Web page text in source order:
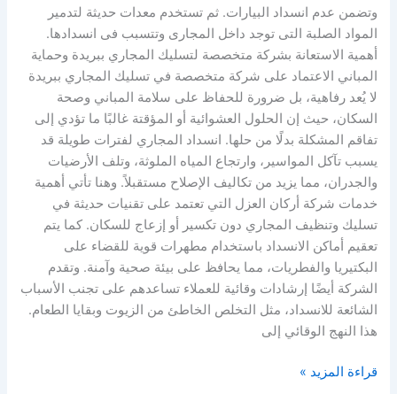
وتضمن عدم انسداد البيارات. ثم تستخدم معدات حديثة لتدمير
المواد الصلبة التى توجد داخل المجارى وتتسبب فى انسدادها.
أهمية الاستعانة بشركة متخصصة لتسليك المجاري ببريدة وحماية
المباني الاعتماد على شركة متخصصة في تسليك المجاري ببريدة
لا يُعد رفاهية، بل ضرورة للحفاظ على سلامة المباني وصحة
السكان، حيث إن الحلول العشوائية أو المؤقتة غالبًا ما تؤدي إلى
تفاقم المشكلة بدلًا من حلها. انسداد المجاري لفترات طويلة قد
يسبب تآكل المواسير، وارتجاع المياه الملوثة، وتلف الأرضيات
والجدران، مما يزيد من تكاليف الإصلاح مستقبلاً. وهنا تأتي أهمية
خدمات شركة أركان العزل التي تعتمد على تقنيات حديثة في
تسليك وتنظيف المجاري دون تكسير أو إزعاج للسكان. كما يتم
تعقيم أماكن الانسداد باستخدام مطهرات قوية للقضاء على
البكتيريا والفطريات، مما يحافظ على بيئة صحية وآمنة. وتقدم
الشركة أيضًا إرشادات وقائية للعملاء تساعدهم على تجنب الأسباب
الشائعة للانسداد، مثل التخلص الخاطئ من الزيوت وبقايا الطعام.
هذا النهج الوقائي إلى
قراءة المزيد »